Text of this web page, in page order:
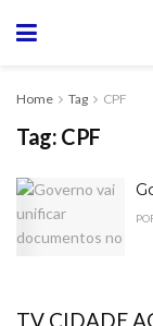
Home Tag CPF
Tag: CPF
TV CIDADE